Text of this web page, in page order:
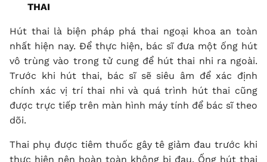
THAI
Hút thai là biện pháp phá thai ngoại khoa an toàn
nhất hiện nay. Để thực hiện, bác sĩ đưa một ống hút
vô trùng vào trong tử cung để hút thai nhi ra ngoài.
Trước khi hút thai, bác sĩ sẽ siêu âm để xác định
chính xác vị trí thai nhi và quá trình hút thai cũng
được trực tiếp trên màn hình máy tính để bác sĩ theo
dõi.
Thai phụ được tiêm thuốc gây tê giảm đau trước khi
thực hiện nên hoàn toàn không bị đau. Ống hút thai